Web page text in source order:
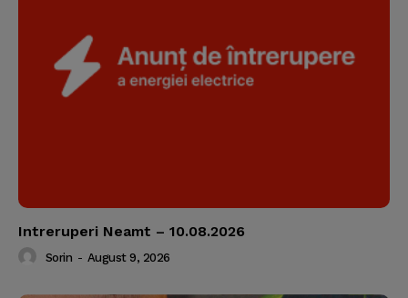
Intreruperi Neamt – 10.08.2026
Sorin - August 9, 2026